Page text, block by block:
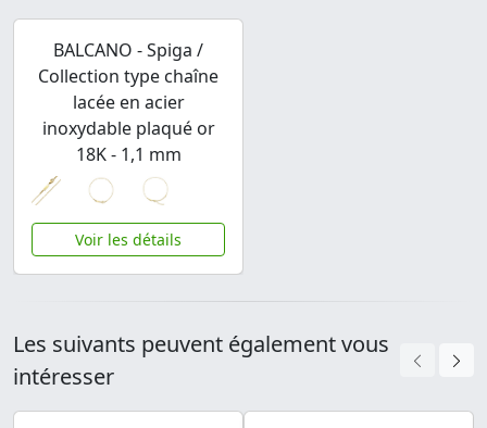
BALCANO - Spiga /
Collection type chaîne
lacée en acier
inoxydable plaqué or
18K - 1,1 mm
Voir les détails
Les suivants peuvent également vous
intéresser